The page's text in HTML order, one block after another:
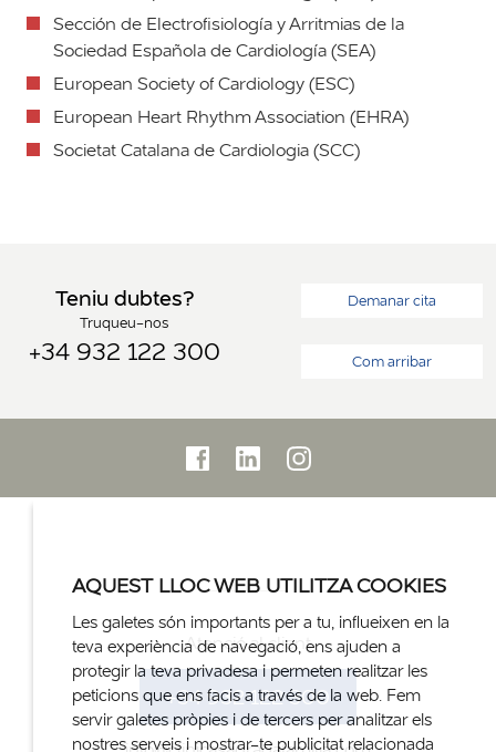
Sección de Electrofisiología y Arritmias de la
Sociedad Española de Cardiología (SEA)
European Society of Cardiology (ESC)
European Heart Rhythm Association (EHRA)
Societat Catalana de Cardiologia (SCC)
Teniu dubtes?
Truqueu-nos
+34 932 122 300
Demanar cita
Com arribar
Atenció al client
+34 932 122 300
AQUEST LLOC WEB UTILITZA COOKIES
Les galetes són importants per a tu, influeixen en la
teva experiència de navegació, ens ajuden a
protegir la teva privadesa i permeten realitzar les
peticions que ens facis a través de la web. Fem
servir galetes pròpies i de tercers per analitzar els
nostres serveis i mostrar-te publicitat relacionada